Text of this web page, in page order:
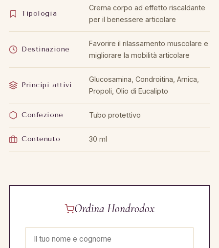
Tipologia
Crema corpo ad effetto riscaldante
per il benessere articolare
Destinazione
Favorire il rilassamento muscolare e
migliorare la mobilità articolare
Principi attivi
Glucosamina, Condroitina, Arnica,
Propoli, Olio di Eucalipto
Confezione Tubo protettivo
Contenuto 30 ml
Ordina Hondrodox